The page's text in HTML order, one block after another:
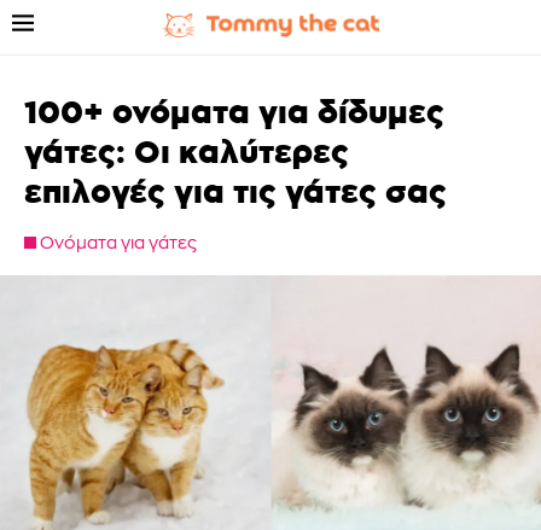
100+ ονόματα για δίδυμες
γάτες: Οι καλύτερες
επιλογές για τις γάτες σας
Ονόματα για γάτες